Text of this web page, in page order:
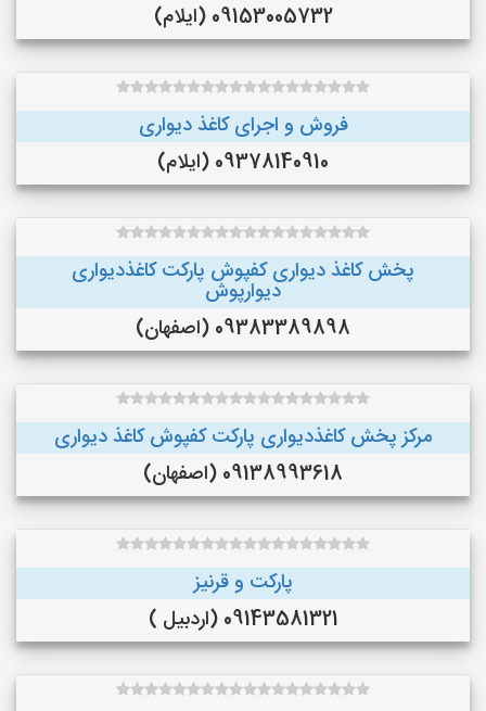
09153005732 (ایلام)
فروش و اجرای کاغذ دیواری
09378140910 (ایلام)
پخش کاغذ دیواری کفپوش پارکت کاغذدیواری
دیوارپوش
09383389898 (اصفهان)
مرکز پخش کاغذدیواری پارکت کفپوش کاغذ دیواری
09138993618 (اصفهان)
پارکت و قرنیز
09143581321 (اردبیل )